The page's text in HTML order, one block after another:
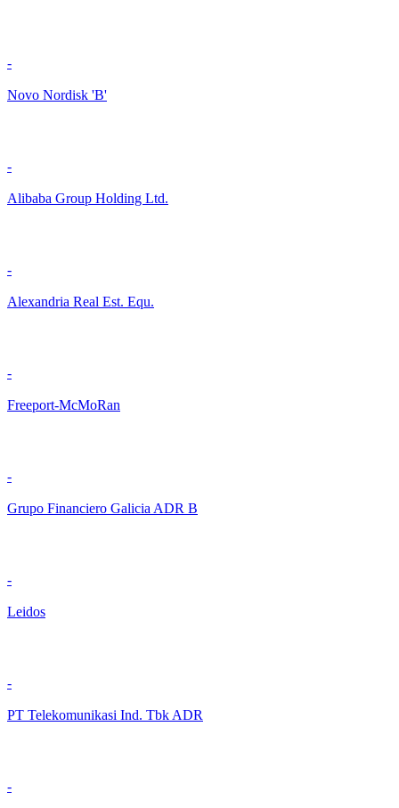
-
Novo Nordisk 'B'
-
Alibaba Group Holding Ltd.
-
Alexandria Real Est. Equ.
-
Freeport-McMoRan
-
Grupo Financiero Galicia ADR B
-
Leidos
-
PT Telekomunikasi Ind. Tbk ADR
-